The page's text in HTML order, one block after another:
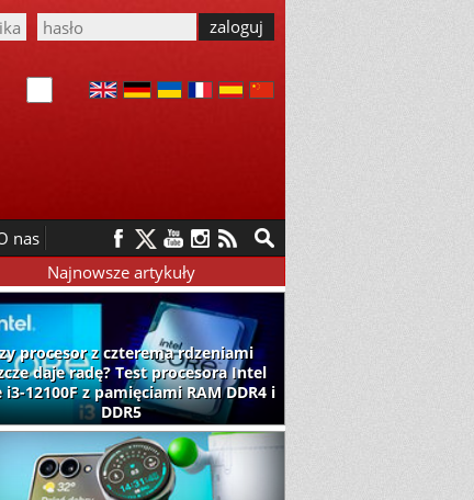
nas
Najnowsze artykuły
procesor z czterema rdzeniami
daje radę? Test procesora Intel
i3-12100F z pamięciami RAM DDR4 i
DDR5